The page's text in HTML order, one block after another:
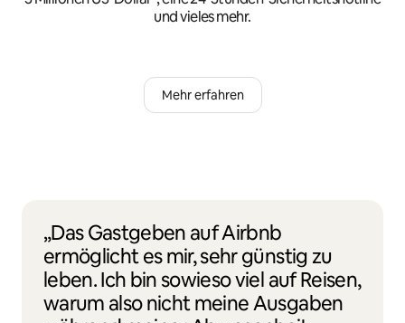
und vieles mehr.
Mehr erfahren
„Das Gastgeben auf Airbnb
ermöglicht es mir, sehr günstig zu
leben. Ich bin sowieso viel auf Reisen,
warum also nicht meine Ausgaben